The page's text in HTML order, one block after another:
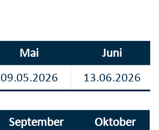
Mai
Juni
09.05.2026 13.06.2026
September
Oktober